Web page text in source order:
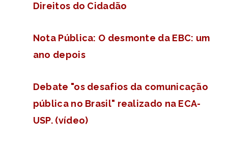
Direitos do Cidadão
Nota Pública: O desmonte da EBC: um
ano depois
Debate "os desafios da comunicação
pública no Brasil" realizado na ECA-
USP. (vídeo)